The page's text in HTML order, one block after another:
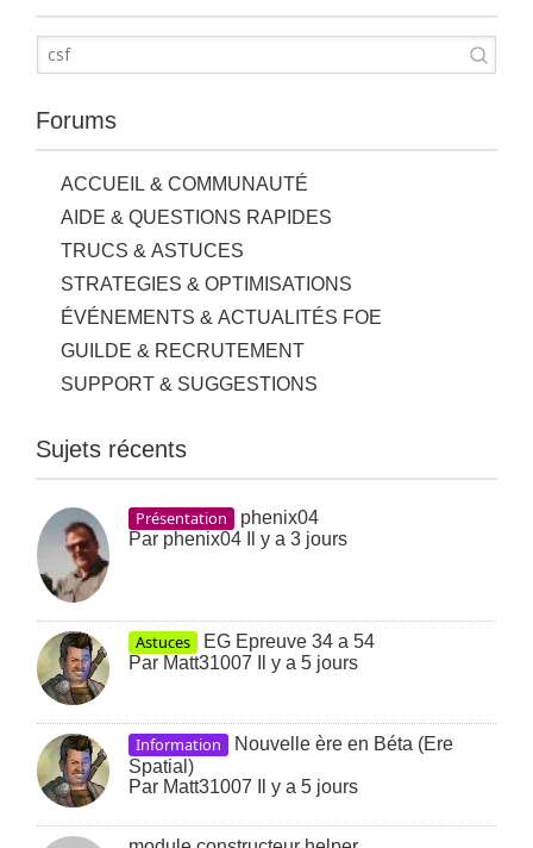
Forums
ACCUEIL & COMMUNAUTÉ
AIDE & QUESTIONS RAPIDES
TRUCS & ASTUCES
STRATEGIES & OPTIMISATIONS
ÉVÉNEMENTS & ACTUALITÉS FOE
GUILDE & RECRUTEMENT
SUPPORT & SUGGESTIONS
Sujets récents
Présentation
phenix04
Par phenix04 Il y a 3 jours
Astuces
EG Epreuve 34 a 54
Par Matt31007 Il y a 5 jours
Information
Nouvelle ère en Béta (Ere
Spatial)
Par Matt31007 Il y a 5 jours